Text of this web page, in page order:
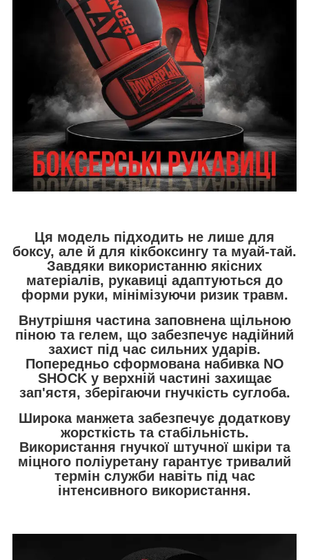
Ця модель підходить не лише для
боксу, але й для кікбоксингу та муай-тай.
Завдяки використанню якісних
матеріалів, рукавиці адаптуються до
форми руки, мінімізуючи ризик травм.
Внутрішня частина заповнена щільною
піною та гелем, що забезпечує надійний
захист під час сильних ударів.
Попередньо сформована набивка NO
SHOCK у верхній частині захищає
зап'ястя, зберігаючи гнучкість суглоба.
Широка манжета забезпечує додаткову
жорсткість та стабільність.
Використання гнучкої штучної шкіри та
міцного поліуретану гарантує тривалий
термін служби навіть під час
інтенсивного використання.